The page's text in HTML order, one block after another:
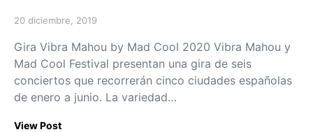
Posted on
20 diciembre, 2019
Gira Vibra Mahou by Mad Cool 2020 Vibra Mahou y
Mad Cool Festival presentan una gira de seis
conciertos que recorrerán cinco ciudades españolas
de enero a junio. La variedad…
View Post